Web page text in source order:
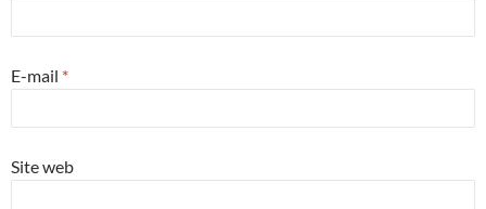
E-mail *
Site web